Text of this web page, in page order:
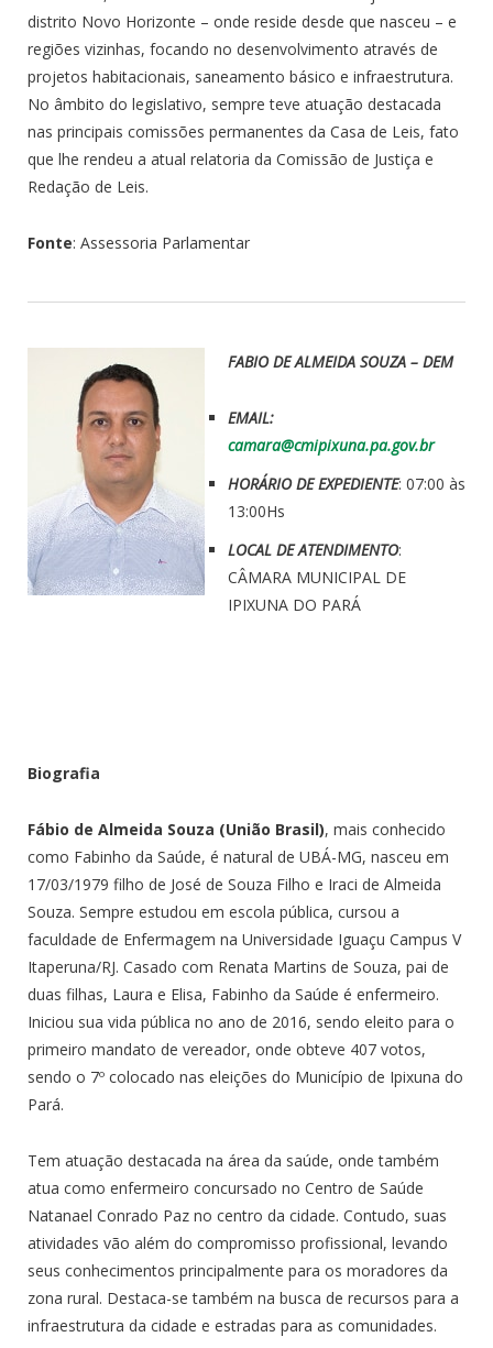
distrito Novo Horizonte – onde reside desde que nasceu – e
regiões vizinhas, focando no desenvolvimento através de
projetos habitacionais, saneamento básico e infraestrutura.
No âmbito do legislativo, sempre teve atuação destacada
nas principais comissões permanentes da Casa de Leis, fato
que lhe rendeu a atual relatoria da Comissão de Justiça e
Redação de Leis.
Fonte: Assessoria Parlamentar
FABIO DE ALMEIDA SOUZA – DEM
EMAIL:
camara@cmipixuna.pa.gov.br
HORÁRIO DE EXPEDIENTE: 07:00 às
13:00Hs
LOCAL DE ATENDIMENTO:
CÂMARA MUNICIPAL DE
IPIXUNA DO PARÁ
Biografia
Fábio de Almeida Souza (União Brasil), mais conhecido
como Fabinho da Saúde, é natural de UBÁ-MG, nasceu em
17/03/1979 filho de José de Souza Filho e Iraci de Almeida
Souza. Sempre estudou em escola pública, cursou a
faculdade de Enfermagem na Universidade Iguaçu Campus V
Itaperuna/RJ. Casado com Renata Martins de Souza, pai de
duas filhas, Laura e Elisa, Fabinho da Saúde é enfermeiro.
Iniciou sua vida pública no ano de 2016, sendo eleito para o
primeiro mandato de vereador, onde obteve 407 votos,
sendo o 7º colocado nas eleições do Município de Ipixuna do
Pará.
Tem atuação destacada na área da saúde, onde também
atua como enfermeiro concursado no Centro de Saúde
Natanael Conrado Paz no centro da cidade. Contudo, suas
atividades vão além do compromisso profissional, levando
seus conhecimentos principalmente para os moradores da
zona rural. Destaca-se também na busca de recursos para a
infraestrutura da cidade e estradas para as comunidades.